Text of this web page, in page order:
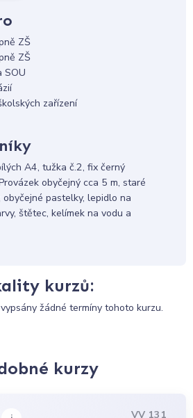
ZŠ
ZŠ
SOU
zařízení
A4, tužka č.2, fix černý
obyčejný cca 5 m, staré
obyčejné pastelky, lepidlo na
štětec, kelímek na vodu a
kurzů:
žádné termíny tohoto kurzu.
kurzy
VV 131